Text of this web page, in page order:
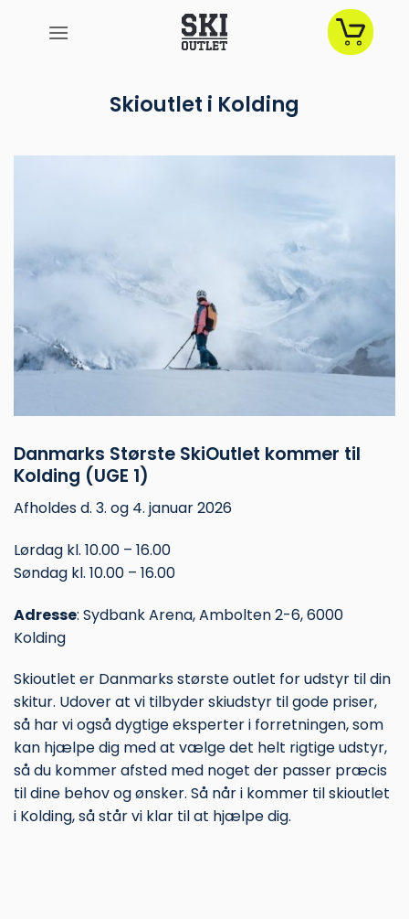
Skioutlet i Kolding
Danmarks Største SkiOutlet kommer til
Kolding (UGE 1)
Afholdes d. 3. og 4. januar 2026
Lørdag kl. 10.00 – 16.00
Søndag kl. 10.00 – 16.00
Adresse: Sydbank Arena, Ambolten 2-6, 6000
Kolding
Skioutlet er Danmarks største outlet for udstyr til din
skitur. Udover at vi tilbyder skiudstyr til gode priser,
så har vi også dygtige eksperter i forretningen, som
kan hjælpe dig med at vælge det helt rigtige udstyr,
så du kommer afsted med noget der passer præcis
til dine behov og ønsker. Så når i kommer til skioutlet
i Kolding, så står vi klar til at hjælpe dig.